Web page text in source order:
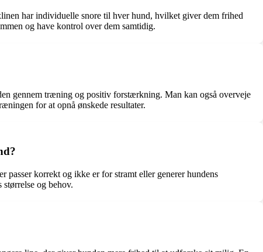
har individuelle snore til hver hund, hvilket giver dem frihed
og have kontrol over dem samtidig.
gennem træning og positiv forstærkning. Man kan også overveje
for at opnå ønskede resultater.
korrekt og ikke er for stramt eller generer hundens
og behov.